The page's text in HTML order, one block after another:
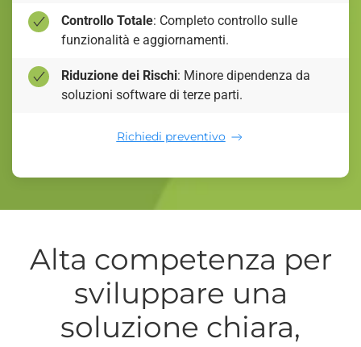
Controllo Totale: Completo controllo sulle
funzionalità e aggiornamenti.
Riduzione dei Rischi: Minore dipendenza da
soluzioni software di terze parti.
Richiedi preventivo
Alta competenza per
sviluppare una
soluzione chiara,